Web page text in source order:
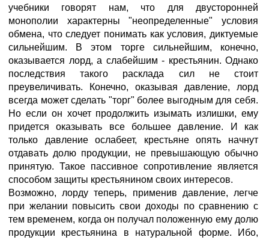
учебники говорят нам, что для двусторонней
монополии характерны "неопределенные" условия
обмена, что следует понимать как условия, диктуемые
сильнейшим. В этом торге сильнейшим, конечно,
оказывается лорд, а слабейшим - крестьянин. Однако
последствия такого расклада сил не стоит
преувеличивать. Конечно, оказывая давление, лорд
всегда может сделать "торг" более выгодным для себя.
Но если он хочет продолжить изымать излишки, ему
придется оказывать все большее давление. И как
только давление ослабеет, крестьяне опять начнут
отдавать долю продукции, не превышающую обычно
принятую. Такое пассивное сопротивление является
способом защиты крестьянином своих интересов.
Возможно, лорду теперь, применив давление, легче
при желании повысить свои доходы по сравнению с
тем временем, когда он получал положенную ему долю
продукции крестьянина в натуральной форме. Ибо,